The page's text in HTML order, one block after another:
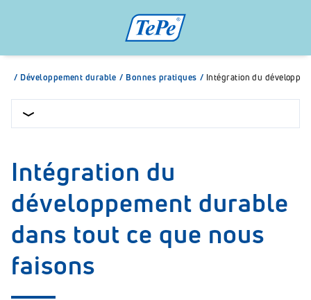
/ Développement durable / Bonnes pratiques / Intégration du
Intégration du
développement durable
dans tout ce que nous
faisons